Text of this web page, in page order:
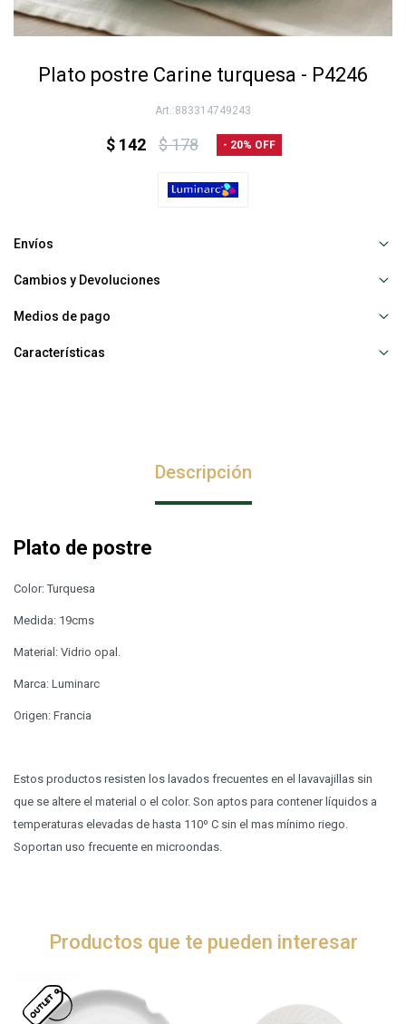
Plato postre Carine turquesa - P4246
883314749243
$ 142 $178 20
Envíos
Cambios y Devoluciones
Medios de pago
Características
Descripción
Plato de postre
Color: Turquesa
Medida: 19cms
Material: Vidrio opal.
Marca: Luminarc
Origen: Francia
Estos productos resisten los lavados frecuentes en el lavavajillas sin
que se altere el material o el color. Son aptos para contener líquidos a
temperaturas elevadas de hasta 110º C sin el mas mínimo riego.
Soportan uso frecuente en microondas.
Productos que te pueden interesar